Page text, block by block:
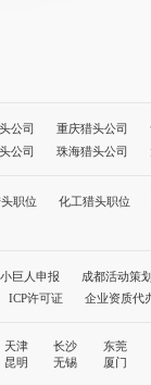
公司 重庆猎头公司
公司 珠海猎头公司
名 重庆猎头公司前十
职位 化工猎头职位
巨人申报 成都活动策划
ICP许可证 企业资质代
天津 长沙 东莞
昆明 无锡 厦门